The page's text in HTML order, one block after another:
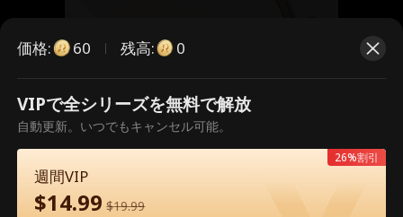
こちらは有料のエピソードです。視
聴いただくには解放が必要です。
価格: 60 残高: 0
VIPで全シリーズを無料で解放
自動更新。いつでもキャンセル可能。
週間VIP
$14.99 $19.99
26%割引